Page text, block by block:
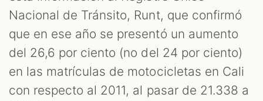
Nacional de Tránsito, Runt, que confirmó
que en ese año se presentó un aumento
del 26,6 por ciento (no del 24 por ciento)
en las matrículas de motocicletas en Cali
con respecto al 2011, al pasar de 21.338 a